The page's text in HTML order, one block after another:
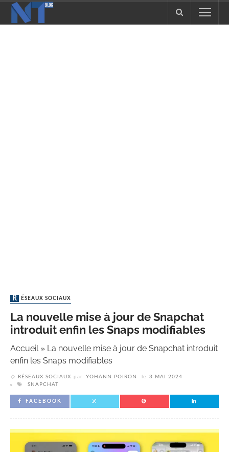
RÉSEAUX SOCIAUX
La nouvelle mise à jour de Snapchat
introduit enfin les Snaps modifiables
Accueil» La nouvelle mise à jour de Snapchat introduit
enfin les Snaps modifiables
RÉSEAUX SOCIAUX par YOHANN POIRON le
3 MAI 2024
SNAPCHAT
FACEBOOK